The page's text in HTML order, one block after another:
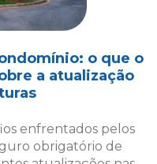
enfrentados pelos
obrigatório de
informado sobre as
Saiba mais!